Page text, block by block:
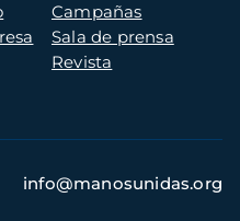
Campañas
Sala de prensa
Revista
info@manosunidas.org